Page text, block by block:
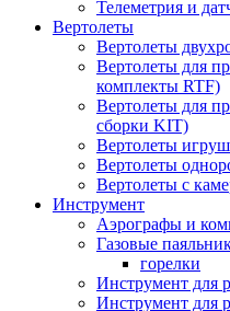
Телеметрия и
Вертолеты
Вертолеты
Вертолеты для
комплекты RTF)
Вертолеты для
сборки KIT)
Вертолеты
Вертолеты
Вертолеты с
Инструмент
Аэрографы и
Газовые
горелки
Инструмент для
Инструмент для